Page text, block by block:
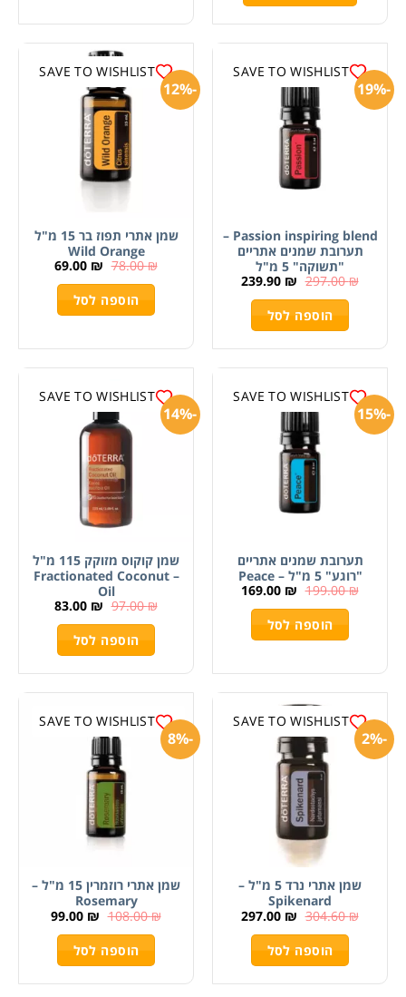
SAVE TO WISHLIST
-19%
Passion inspiring blend –
תערובת שמנים אתריים
"תשוקה" 5 מ"ל
297.00₪
239.90 ₪
הוספה לסל
SAVE TO WISHLIST
-12%
שמן אתרי תפוז בר 15 מ"ל
Wild Orange
78.00₪
69.00 ₪
הוספה לסל
SAVE TO WISHLIST
-15%
תערובת שמנים אתריים
"רוגע" 5 מ"ל – Peace
199.00₪
169.00 ₪
הוספה לסל
SAVE TO WISHLIST
-14%
שמן קוקוס מזוקק 115 מ"ל
– Fractionated Coconut
Oil
97.00₪
83.00 ₪
הוספה לסל
SAVE TO WISHLIST
-2%
שמן אתרי נרד 5 מ"ל –
Spikenard
304.60₪
297.00 ₪
הוספה לסל
SAVE TO WISHLIST
-8%
שמן אתרי רוזמרין 15 מ"ל –
Rosemary
108.00₪
99.00 ₪
הוספה לסל